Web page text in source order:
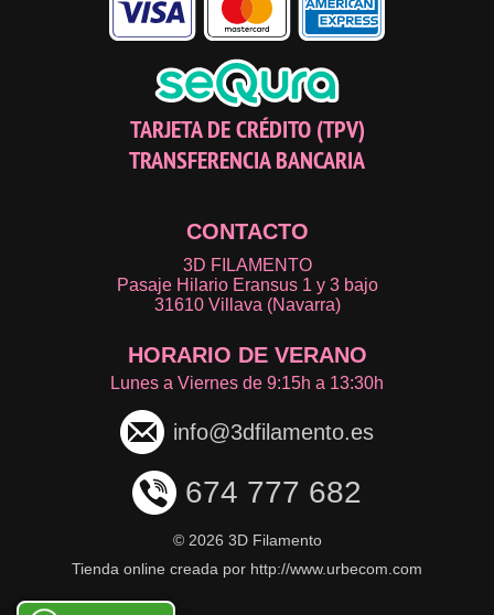
TARJETA DE CRÉDITO (TPV)
TRANSFERENCIA BANCARIA
CONTACTO
3D FILAMENTO
Pasaje Hilario Eransus 1 y 3 bajo
31610 Villava (Navarra)
HORARIO DE VERANO
Lunes a Viernes de 9:15h a 13:30h
info@3dfilamento.es
674 777 682
©2026 3D Filamento
Tienda online creada por http://www.urbecom.com